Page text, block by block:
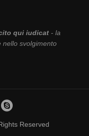
qui iudicat- la
nello svolgimento
Reserved